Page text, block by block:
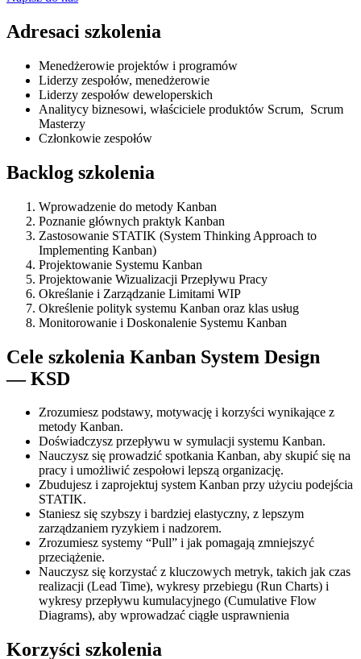
Adresaci szkolenia
Menedżerowie projektów i programów
Liderzy zespołów, menedżerowie
Liderzy zespołów deweloperskich
Analitycy biznesowi, właściciele produktów Scrum, Scrum
Masterzy
Członkowie zespołów
Backlog szkolenia
Wprowadzenie do metody Kanban
Poznanie głównych praktyk Kanban
Zastosowanie STATIK (System Thinking Approach to
Implementing Kanban)
Projektowanie Systemu Kanban
Projektowanie Wizualizacji Przepływu Pracy
Określanie i Zarządzanie Limitami WIP
Określenie polityk systemu Kanban oraz klas usług
Monitorowanie i Doskonalenie Systemu Kanban
Cele szkolenia Kanban System Design
— KSD
Zrozumiesz podstawy, motywację i korzyści wynikające z
metody Kanban.
Doświadczysz przepływu w symulacji systemu Kanban.
Nauczysz się prowadzić spotkania Kanban, aby skupić się na
pracy i umożliwić zespołowi lepszą organizację.
Zbudujesz i zaprojektuj system Kanban przy użyciu podejścia
STATIK.
Staniesz się szybszy i bardziej elastyczny, z lepszym
zarządzaniem ryzykiem i nadzorem.
Zrozumiesz systemy “Pull” i jak pomagają zmniejszyć
przeciążenie.
Nauczysz się korzystać z kluczowych metryk, takich jak czas
realizacji (Lead Time), wykresy przebiegu (Run Charts) i
wykresy przepływu kumulacyjnego (Cumulative Flow
Diagrams), aby wprowadzać ciągłe usprawnienia
Korzyści szkolenia